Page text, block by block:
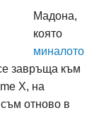
Мадона,
която
миналото
завръща към
X, на
отново в